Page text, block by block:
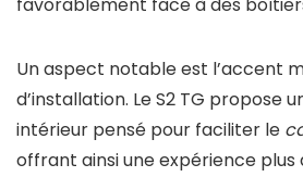
Un aspect notable est l’accent
d’installation. Le S2 TG propose
intérieur pensé pour faciliter le
offrant ainsi une expérience plus